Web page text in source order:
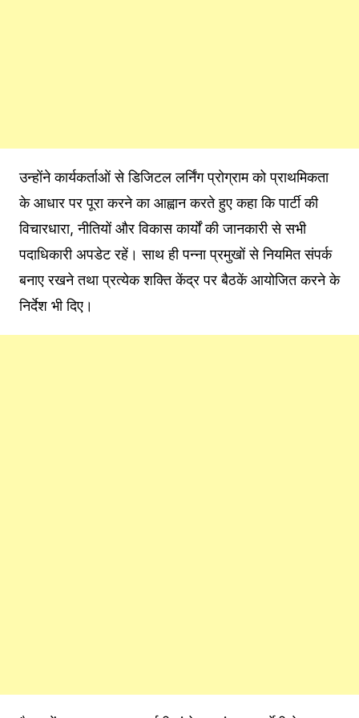
उन्होंने कार्यकर्ताओं से डिजिटल लर्निंग प्रोग्राम को प्राथमिकता
के आधार पर पूरा करने का आह्वान करते हुए कहा कि पार्टी की
विचारधारा, नीतियों और विकास कार्यों की जानकारी से सभी
पदाधिकारी अपडेट रहें। साथ ही पन्ना प्रमुखों से नियमित संपर्क
बनाए रखने तथा प्रत्येक शक्ति केंद्र पर बैठकें आयोजित करने के
निर्देश भी दिए।